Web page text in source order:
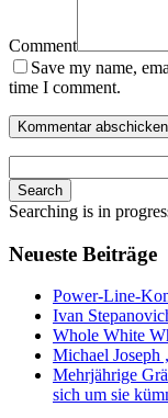
Comment
Save my name,
time I comment.
Search
Searching is in
Neueste Beiträge
Power-Line-
Ivan
Whole White
Michael Joseph
Mehrjährige
sich um sie